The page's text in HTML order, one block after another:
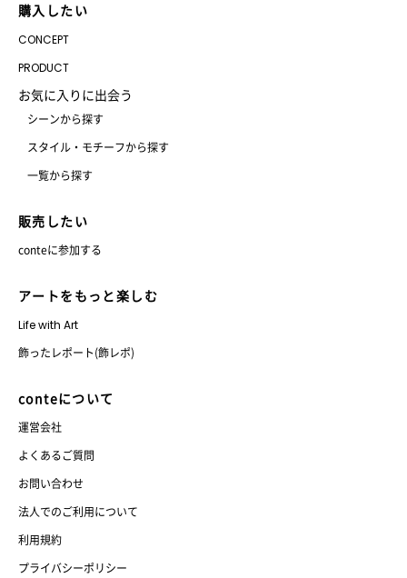
購入したい
CONCEPT
PRODUCT
お気に入りに出会う
シーンから探す
スタイル・モチーフから探す
一覧から探す
販売したい
conteに参加する
アートをもっと楽しむ
Life with Art
飾ったレポート(飾レポ)
conteについて
運営会社
よくあるご質問
お問い合わせ
法人でのご利用について
利用規約
プライバシーポリシー